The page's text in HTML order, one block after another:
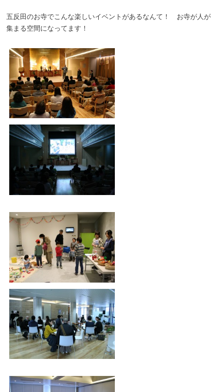
五反田のお寺でこんな楽しいイベントがあるなんて！ お寺が人が
集まる空間になってます！